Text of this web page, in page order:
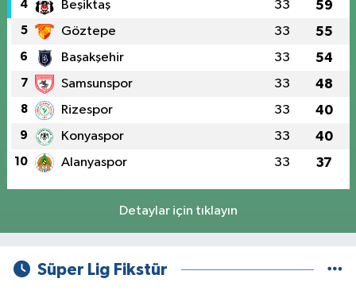
4 Beşiktaş 33 59
5 Göztepe 33 55
6 Başakşehir 33 54
7 Samsunspor 33 48
8 Rizespor 33 40
9 Konyaspor 33 40
10 Alanyaspor 33 37
Detaylar için tıklayın
Süper Lig Fikstür